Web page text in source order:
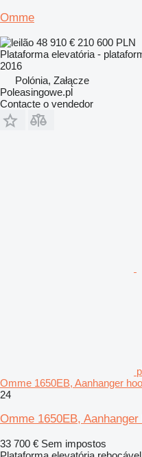
Omme
48 910 € 210 600 PLN
Plataforma elevatória -
2016
Polónia, Załącze
Poleasingowe.pl
Contacte o vendedor
Omme 1650EB, Aanhanger
24
Omme 1650EB,
33 700 € Sem impostos